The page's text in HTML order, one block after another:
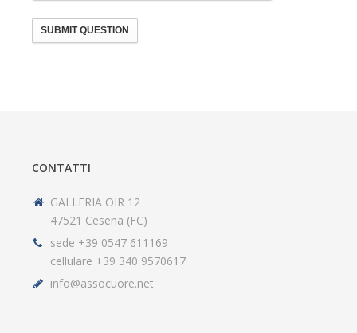
SUBMIT QUESTION
CONTATTI
GALLERIA OIR 12
47521 Cesena (FC)
sede +39 0547 611169
cellulare +39 340 9570617
info@assocuore.net